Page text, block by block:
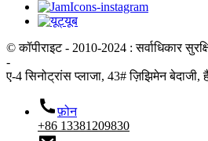
© कॉपीराइट - 2010-2024 : सर्वाधिकार
-
ए-4 सिनोट्रांस प्लाजा, 43# ज़िझिमेन बेदाजी,
फ़ोन
+86 13381209830